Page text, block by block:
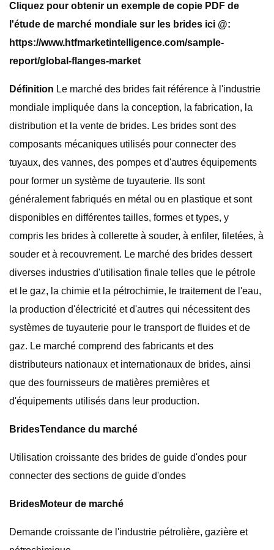
Cliquez pour obtenir un exemple de copie PDF de
l'étude de marché mondiale sur les brides ici @:
https://www.htfmarketintelligence.com/sample-
report/global-flanges-market
Définition Le marché des brides fait référence à l'industrie
mondiale impliquée dans la conception, la fabrication, la
distribution et la vente de brides. Les brides sont des
composants mécaniques utilisés pour connecter des
tuyaux, des vannes, des pompes et d'autres équipements
pour former un système de tuyauterie. Ils sont
généralement fabriqués en métal ou en plastique et sont
disponibles en différentes tailles, formes et types, y
compris les brides à collerette à souder, à enfiler, filetées, à
souder et à recouvrement. Le marché des brides dessert
diverses industries d'utilisation finale telles que le pétrole
et le gaz, la chimie et la pétrochimie, le traitement de l'eau,
la production d'électricité et d'autres qui nécessitent des
systèmes de tuyauterie pour le transport de fluides et de
gaz. Le marché comprend des fabricants et des
distributeurs nationaux et internationaux de brides, ainsi
que des fournisseurs de matières premières et
d'équipements utilisés dans leur production.
BridesTendance du marché
Utilisation croissante des brides de guide d'ondes pour
connecter des sections de guide d'ondes
BridesMoteur de marché
Demande croissante de l'industrie pétrolière, gazière et